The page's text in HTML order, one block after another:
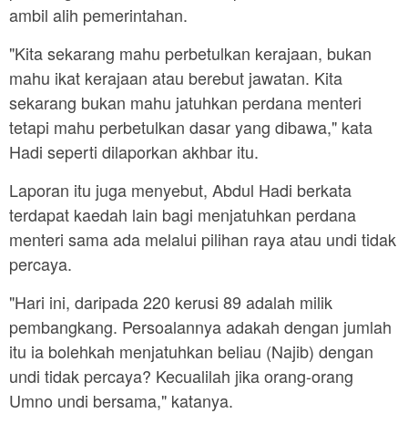
ambil alih pemerintahan.
"Kita sekarang mahu perbetulkan kerajaan, bukan
mahu ikat kerajaan atau berebut jawatan. Kita
sekarang bukan mahu jatuhkan perdana menteri
tetapi mahu perbetulkan dasar yang dibawa," kata
Hadi seperti dilaporkan akhbar itu.
Laporan itu juga menyebut, Abdul Hadi berkata
terdapat kaedah lain bagi menjatuhkan perdana
menteri sama ada melalui pilihan raya atau undi tidak
percaya.
"Hari ini, daripada 220 kerusi 89 adalah milik
pembangkang. Persoalannya adakah dengan jumlah
itu ia bolehkah menjatuhkan beliau (Najib) dengan
undi tidak percaya? Kecualilah jika orang-orang
Umno undi bersama," katanya.